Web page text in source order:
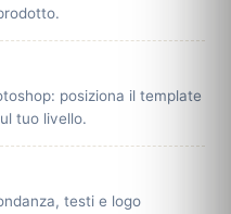
posiziona il template
tuo livello.
testi e logo